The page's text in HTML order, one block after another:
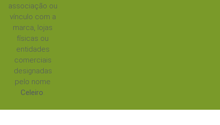
associação ou
vínculo com a
marca, lojas
físicas ou
entidades
comerciais
designadas
pelo nome
Celeiro